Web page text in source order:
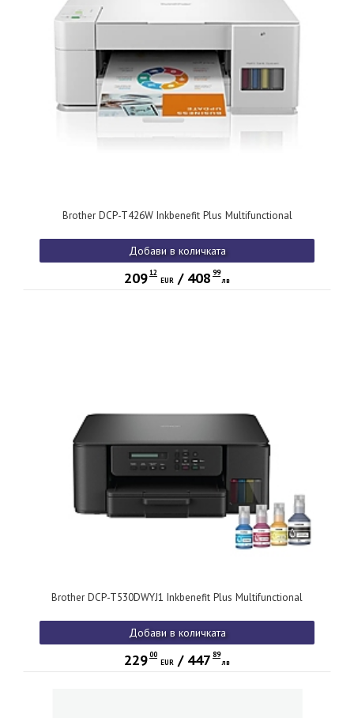
Brother DCP-T426W Inkbenefit Plus Multifunctional
Добави в количката
20912
EUR / 408 99
лв
Brother DCP-T530DWYJ1 Inkbenefit Plus Multifunctional
Добави в количката
22900
EUR / 447 89
лв